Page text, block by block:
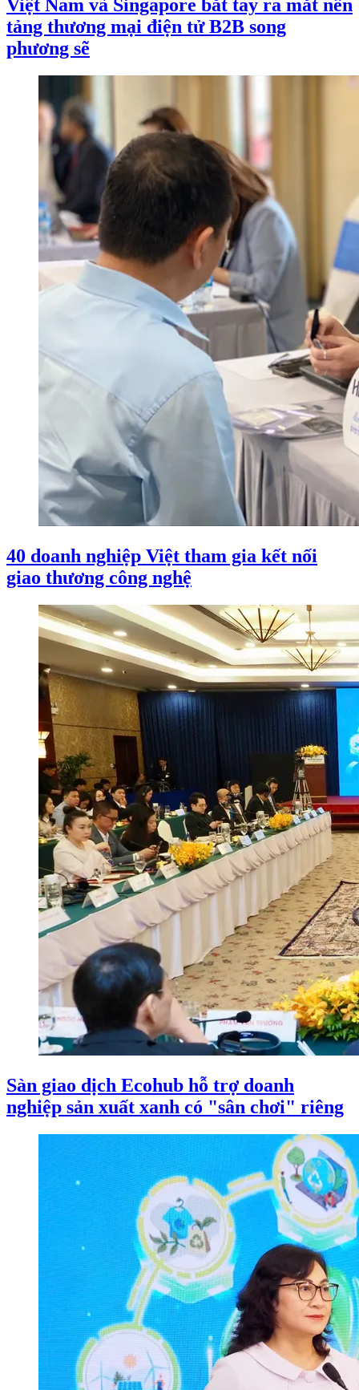
Việt Nam và Singapore bắt tay ra mắt nền
tảng thương mại điện tử B2B song
phương sẽ
40 doanh nghiệp Việt tham gia kết nối
giao thương công nghệ
Sàn giao dịch Ecohub hỗ trợ doanh
nghiệp sản xuất xanh có "sân chơi" riêng